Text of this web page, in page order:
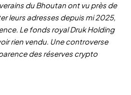
du Bhoutan ont vu près de
leurs adresses depuis mi 2025,
Le fonds royal Druk Holding
rien vendu. Une controverse
des réserves crypto